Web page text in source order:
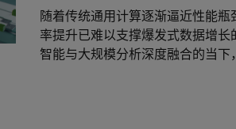
随着传统通用计算逐渐逼近性能
率提升已难以支撑爆发式数据增
智能与大规模分析深度融合的当下